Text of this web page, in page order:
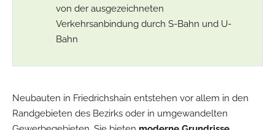
von der ausgezeichneten
Verkehrsanbindung durch S-Bahn und U-
Bahn
Neubauten in Friedrichshain entstehen vor allem in den
Randgebieten des Bezirks oder in umgewandelten